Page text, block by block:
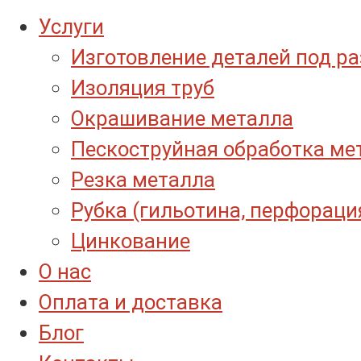
Услуги
Изготовление деталей под
Изоляция труб
Окрашивание металла
Пескоструйная обработка
Резка металла
Рубка (гильотина,
Цинкование
О нас
Оплата и доставка
Блог